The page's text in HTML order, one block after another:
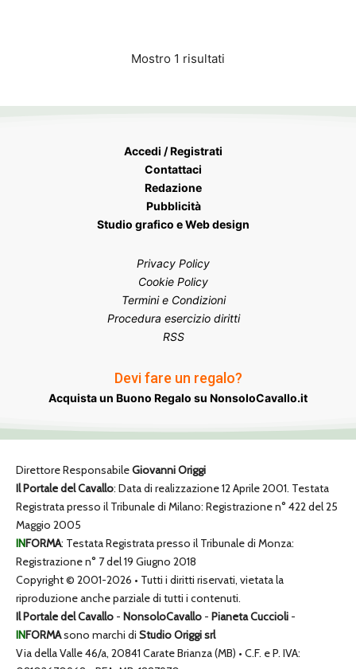
Mostro 1 risultati
Accedi / Registrati
Contattaci
Redazione
Pubblicità
Studio grafico e Web design
Privacy Policy
Cookie Policy
Termini e Condizioni
Procedura esercizio diritti
RSS
Devi fare un regalo?
Acquista un Buono Regalo su NonsoloCavallo.it
Direttore ResponsabileGiovanni Origgi
Il Portale del Cavallo: Data di realizzazione 12 Aprile 2001. Testata
Registrata presso il Tribunale di Milano: Registrazione n° 422 del 25
Maggio 2005
INFORMA: Testata Registrata presso il Tribunale di Monza:
Registrazione n° 7 del 19 Giugno 2018
Copyright © 2001-2026 • Tutti i diritti riservati, vietata la
riproduzione anche parziale di tutti i contenuti.
Il Portale del Cavallo - NonsoloCavallo - Pianeta Cuccioli -
INFORMAsono marchi di Studio Origgi srl
Via della Valle 46/a, 20841 Carate Brianza (MB) • C.F. e P. IVA: